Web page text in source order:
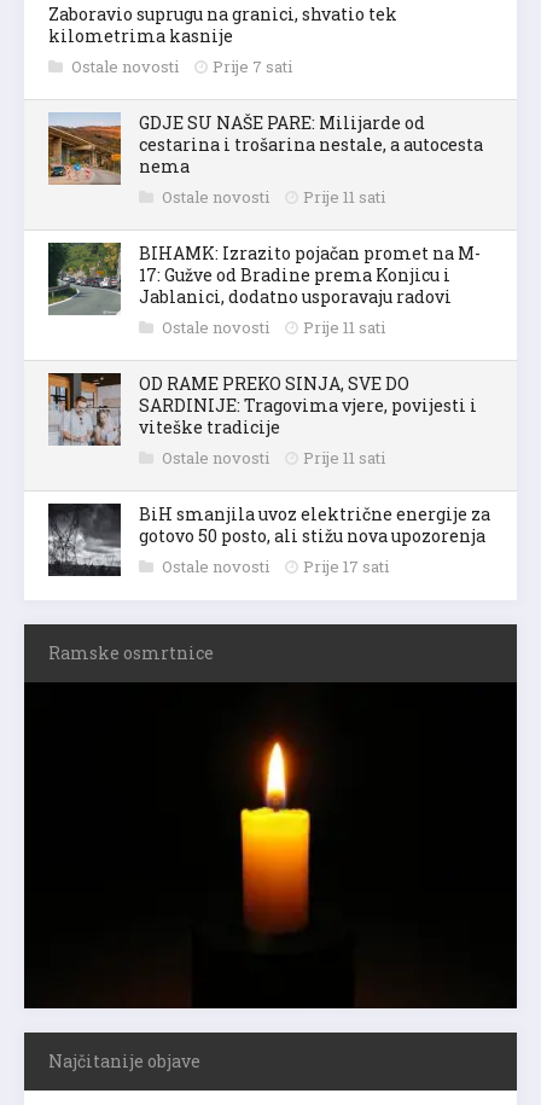
Zaboravio suprugu na granici, shvatio tek
kilometrima kasnije
Ostale novosti Prije 7 sati
GDJE SU NAŠE PARE: Milijarde od
cestarina i trošarina nestale, a autocesta
nema
Ostale novosti Prije 11 sati
BIHAMK: Izrazito pojačan promet na M-
17: Gužve od Bradine prema Konjicu i
Jablanici, dodatno usporavaju radovi
Ostale novosti Prije 11 sati
OD RAME PREKO SINJA, SVE DO
SARDINIJE: Tragovima vjere, povijesti i
viteške tradicije
Ostale novosti Prije 11 sati
BiH smanjila uvoz električne energije za
gotovo 50 posto, ali stižu nova upozorenja
Ostale novosti Prije 17 sati
Ramske osmrtnice
Najčitanije objave